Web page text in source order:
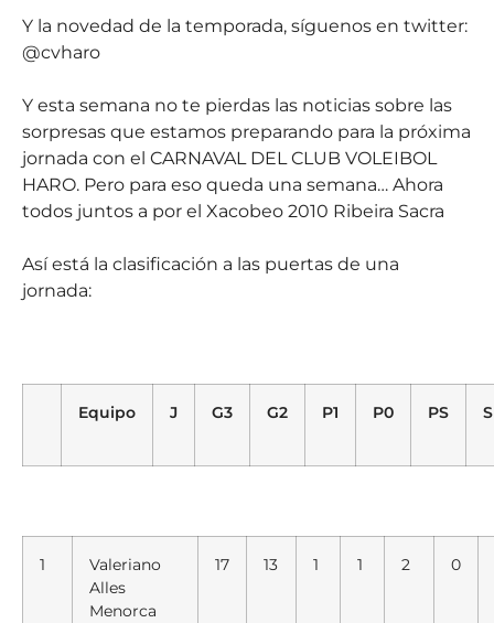
Y la novedad de la temporada, síguenos en twitter:
@cvharo
Y esta semana no te pierdas las noticias sobre las
sorpresas que estamos preparando para la próxima
jornada con el CARNAVAL DEL CLUB VOLEIBOL
HARO. Pero para eso queda una semana… Ahora
todos juntos a por el Xacobeo 2010 Ribeira Sacra
Así está la clasificación a las puertas de una
jornada:
Equipo J G3 G2 P1 P0 PS
1
Valeriano
Alles
Menorca
17 13 1 1 2 0